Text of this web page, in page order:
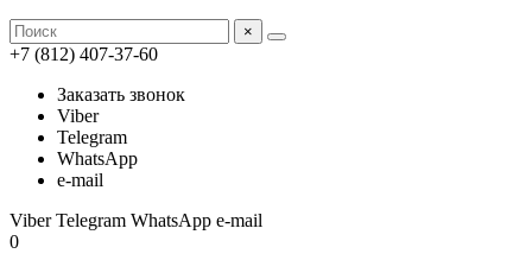
×
+7 (812) 407-37-60
Заказать звонок
Viber
Telegram
WhatsApp
e-mail
ViberTelegram WhatsApp e-mail
0